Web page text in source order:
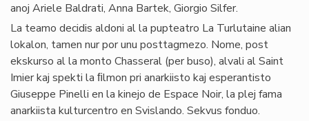
anoj Ariele Baldrati, Anna Bartek, Giorgio Silfer.
La teamo decidis aldoni al la pupteatro La Turlutaine alian
lokalon, tamen nur por unu posttagmezo. Nome, post
ekskurso al la monto Chasseral (per buso), alvali al Saint
Imier kaj spekti la ﬁlmon pri anarkiisto kaj esperantisto
Giuseppe Pinelli en la kinejo de Espace Noir, la plej fama
anarkiista kulturcentro en Svislando. Sekvus fonduo.